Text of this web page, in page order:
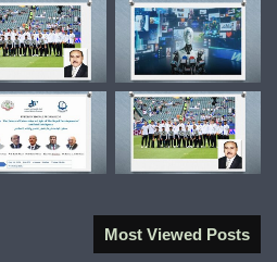
Most Viewed Posts